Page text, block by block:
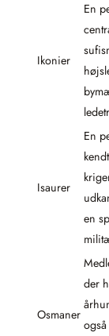
Ikonier
En
Isaurer
En
en
Osmaner
der